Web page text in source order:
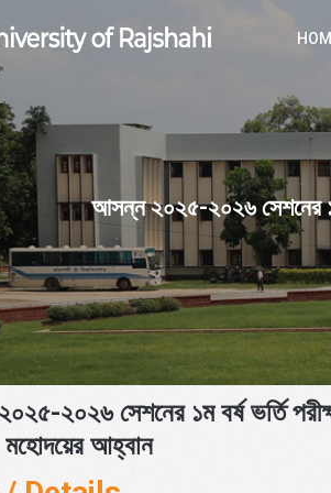
আসন্ন ২০২৫-২০২৬ সেশনের ১ম
২০২৬ সেশনের ১ম বর্ষ ভর্তি
মহোদয়ের আহ্বান